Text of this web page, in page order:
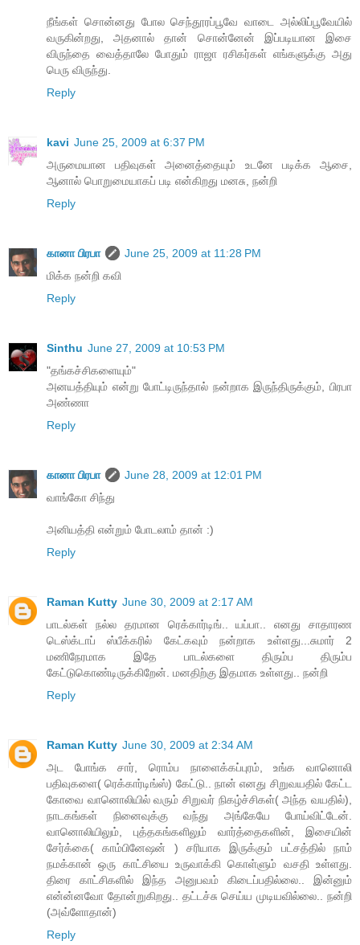
நீங்கள் சொன்னது போல செந்தூரப்பூவே வாடை அல்லிப்பூவேயில்
வருகின்றது, அதனால் தான் சொன்னேன் இப்படியான இசை
விருந்தை வைத்தாலே போதும் ராஜா ரசிகர்கள் எங்களுக்கு அது
பெரு விருந்து.
Reply
kavi June 25, 2009 at 6:37 PM
அருமையான பதிவுகள் அனைத்தையும் உடனே படிக்க ஆசை,
ஆனால் பொறுமையாகப் படி என்கிறது மனசு, நன்றி
Reply
கானா பிரபா
June 25, 2009 at 11:28 PM
மிக்க நன்றி கவி
Reply
Sinthu June 27, 2009 at 10:53 PM
"தங்கச்சிகளையும்"
அனயத்தியும் என்று போட்டிருந்தால் நன்றாக இருந்திருக்கும், பிரபா
அண்ணா
Reply
கானா பிரபா
June 28, 2009 at 12:01 PM
வாங்கோ சிந்து
அனியத்தி என்றும் போடலாம் தான் :)
Reply
Raman Kutty June 30, 2009 at 2:17 AM
பாடல்கள் நல்ல தரமான ரெக்கார்டிங்.. யப்பா.. எனது சாதாரண
டெஸ்க்டாப் ஸ்பீக்கரில் கேட்கவும் நன்றாக உள்ளது...சுமார் 2
மணிநேரமாக இதே பாடல்களை திரும்ப திரும்ப
கேட்டுகொண்டிருக்கிறேன். மனதிற்கு இதமாக உள்ளது.. நன்றி
Reply
Raman Kutty June 30, 2009 at 2:34 AM
அட போங்க சார், ரொம்ப நாளைக்கப்புரம், உங்க வானொலி
பதிவுகளை( ரெக்கார்டிங்ஸ்) கேட்டு.. நான் எனது சிறுவயதில் கேட்ட
கோவை வானொலியில் வரும் சிறுவர் நிகழ்ச்சிகள்( அந்த வயதில்),
நாடகங்கள் நினைவுக்கு வந்து அங்கேயே போய்விட்டேன்.
வானொலியிலும், புத்தகங்களிலும் வார்த்தைகளின், இசையின்
சேர்க்கை( காம்பினேஷன் ) சரியாக இருக்கும் பட்சத்தில் நாம்
நமக்கான் ஒரு காட்சியை உருவாக்கி கொள்ளும் வசதி உள்ளது.
திரை காட்சிகளில் இந்த அனுபவம் கிடைப்பதில்லை.. இன்னும்
என்ன்னவோ தோன்றுகிறது.. தட்டச்சு செய்ய முடியவில்லை.. நன்றி
(அவ்ளோதான்)
Reply